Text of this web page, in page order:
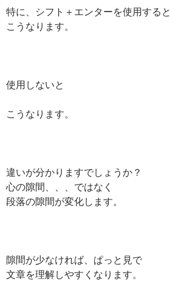
特に、シフト＋エンターを使用すると
こうなります。
使用しないと
こうなります。
違いが分かりますでしょうか？
心の隙間、、、ではなく
段落の隙間が変化します。
隙間が少なければ、ぱっと見で
文章を理解しやすくなります。